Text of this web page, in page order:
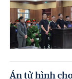
Án tử hình